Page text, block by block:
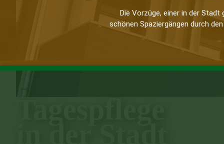
Die Vorzüge, einer in der
schönen Spaziergängen durch